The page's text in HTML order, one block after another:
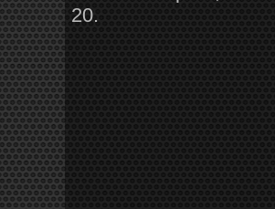
20.